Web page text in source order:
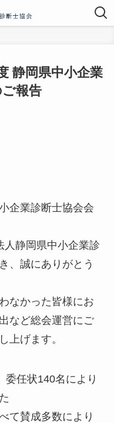
静岡県中小企業
報告
企業診断士協会会
人静岡県中小企業診
、誠にありがとう
なかった皆様にお
など総会運営にご
上げます。
委任状140名により
て賛成多数により